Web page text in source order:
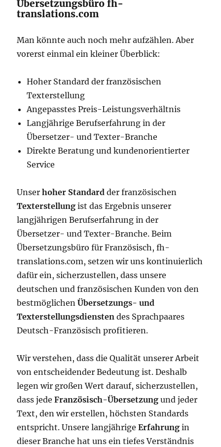
Übersetzungsbüro fh-
translations.com
Man könnte auch noch mehr aufzählen. Aber
vorerst einmal ein kleiner Überblick:
Hoher Standard der französischen
Texterstellung
Angepasstes Preis-Leistungsverhältnis
Langjährige Berufserfahrung in der
Übersetzer- und Texter-Branche
Direkte Beratung und kundenorientierter
Service
Unserhoher Standard der französischen
Texterstellung ist das Ergebnis unserer
langjährigen Berufserfahrung in der
Übersetzer- und Texter-Branche. Beim
Übersetzungsbüro für Französisch, fh-
translations.com, setzen wir uns kontinuierlich
dafür ein, sicherzustellen, dass unsere
deutschen und französischen Kunden von den
bestmöglichenÜbersetzungs- und
Texterstellungsdiensten des Sprachpaares
Deutsch-Französisch profitieren.
Wir verstehen, dass die Qualität unserer Arbeit
von entscheidender Bedeutung ist. Deshalb
legen wir großen Wert darauf, sicherzustellen,
dass jedeFranzösisch-Übersetzung und jeder
Text, den wir erstellen, höchsten Standards
entspricht. Unsere langjährigeErfahrung in
dieser Branche hat uns ein tiefes Verständnis